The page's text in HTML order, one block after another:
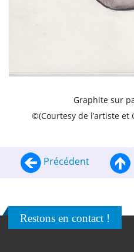
Graphite sur
©(Courtesy de l’artiste et
Précédent
Restons en contact !